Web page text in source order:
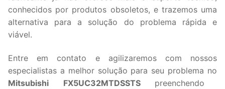
conhecidos por produtos obsoletos, e trazemos uma
alternativa para a solução do problema rápida e
viável.
Entre em contato e agilizaremos com nossos
especialistas a melhor solução para seu problema no
Mitsubishi FX5UC32MTDSSTS preenchendo